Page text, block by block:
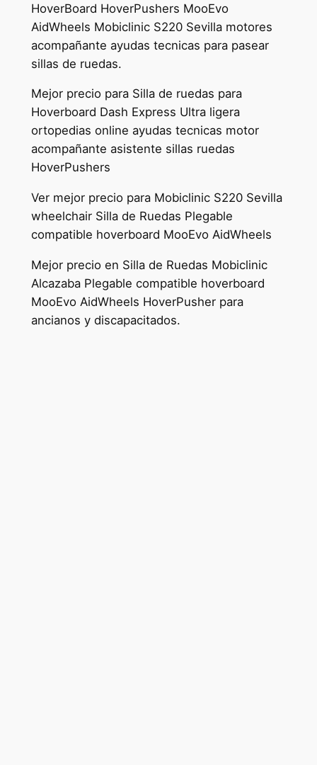
HoverBoard HoverPushers MooEvo
AidWheels Mobiclinic S220 Sevilla motores
acompañante ayudas tecnicas para pasear
sillas de ruedas.
Mejor precio para Silla de ruedas para
Hoverboard Dash Express Ultra ligera
ortopedias online ayudas tecnicas motor
acompañante asistente sillas ruedas
HoverPushers
Ver mejor precio para Mobiclinic S220 Sevilla
wheelchair Silla de Ruedas Plegable
compatible hoverboard MooEvo AidWheels
Mejor precio en Silla de Ruedas Mobiclinic
Alcazaba Plegable compatible hoverboard
MooEvo AidWheels HoverPusher para
ancianos y discapacitados.